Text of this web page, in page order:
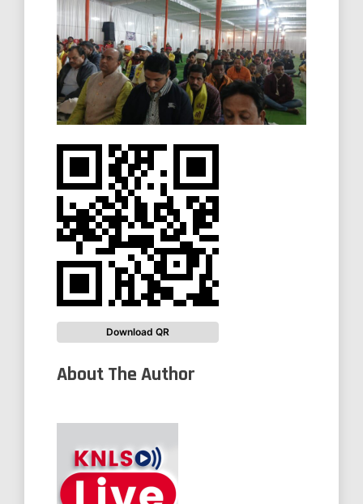
Download QR
About The Author